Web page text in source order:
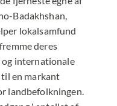
Badakhshan,
lokalsamfund
deres
internationale
en markant
landbefolkningen.